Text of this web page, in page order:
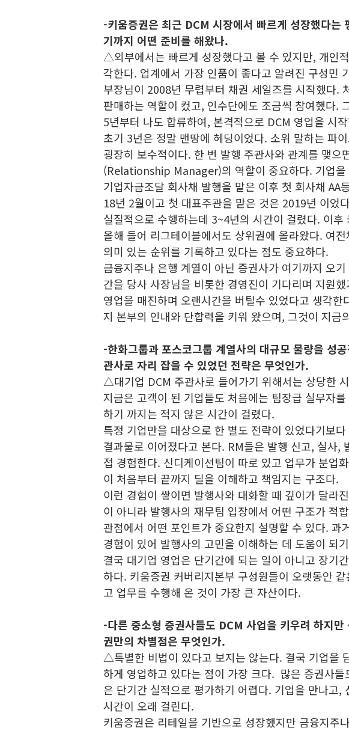
-키움증권은 최근 DCM 시장에서 빠르게 성장했다는
기까지 어떤 준비를 해왔나.
△외부에서는 빠르게 성장했다고 볼 수 있지만, 개인
각한다. 업계에서 가장 인품이 좋다고 알려진 구성민
부장님이 2008년 무렵부터 채권 세일즈를 시작했다.
판매하는 역할이 컸고, 인수단에도 조금씩 참여했다.
5년부터 나도 합류하여, 본격적으로 DCM 영업을 시
초기 3년은 정말 맨땅에 헤딩이었다. 소위 말하는 파
굉장히 보수적이다. 한 번 발행 주관사와 관계를 맺으
(Relationship Manager)의 역할이 중요하다. 기업을
기업자금조달 회사채 발행을 맡은 이후 첫 회사채 AA
18년 2월이고 첫 대표주관을 맡은 것은 2019년 이었
실질적으로 수행하는데 3~4년의 시간이 걸렸다. 이
올해 들어 리그테이블에서도 상위권에 올라왔다. 여
의미 있는 순위를 기록하고 있다는 점도 중요하다.
금융지주나 은행 계열이 아닌 증권사가 여기까지 오
간을 당사 사장님을 비롯한 경영진이 기다리며 지원
영업을 매진하며 오랜시간을 버틸수 있었다고 생각한
지 본부의 인내와 단합력을 키워 왔으며, 그것이 지금
-한화그룹과 포스코그룹 계열사의 대규모 물량을 성
관사로 자리 잡을 수 있었던 전략은 무엇인가.
△대기업 DCM 주관사로 들어가기 위해서는 상당한
지금은 고객이 된 기업들도 처음에는 팀장급 실무자
하기 까지는 적지 않은 시간이 걸렸다.
특정 기업만을 대상으로 한 별도 전략이 있었다기보
결과물로 이어졌다고 본다. RM들은 발행 신고, 실사,
접 경험한다. 신디케이션팀이 따로 있고 업무가 분업
이 처음부터 끝까지 딜을 이해하고 책임지는 구조다.
이런 경험이 쌓이면 발행사와 대화할 때 깊이가 달라
이 아니라 발행사의 재무팀 입장에서 어떤 구조가 적
관점에서 어떤 포인트가 중요한지 설명할 수 있다. 과
경험이 있어 발행사의 고민을 이해하는 데 도움이 되
결국 대기업 영업은 단기간에 되는 일이 아니고 장기
하다. 키움증권 커버리지본부 구성원들이 오랫동안
고 업무를 수행해 온 것이 가장 큰 자산이다.
-다른 중소형 증권사들도 DCM 사업을 키우려 하지
권만의 차별점은 무엇인가.
△특별한 비법이 있다고 보지는 않는다. 결국 기업을
하게 영업하고 있다는 점이 가장 크다. 많은 증권사
은 단기간 실적으로 평가하기 어렵다. 기업을 만나고,
시간이 오래 걸린다.
키움증권은 리테일을 기반으로 성장했지만 금융지주